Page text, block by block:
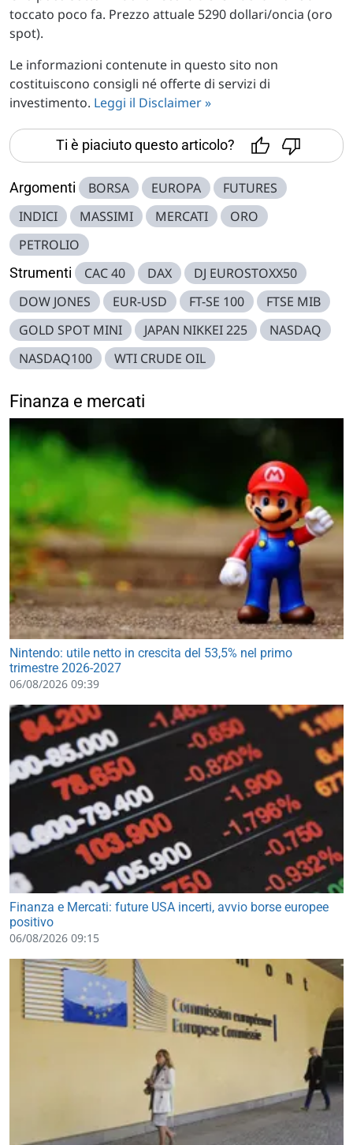
toccato poco fa. Prezzo attuale 5290 dollari/oncia (oro
spot).
Le informazioni contenute in questo sito non
costituiscono consigli né offerte di servizi di
investimento. Leggi il Disclaimer »
Ti è piaciuto questo articolo?
Argomenti BORSA EUROPA
FUTURES
INDICI
MASSIMI MERCATI
ORO
PETROLIO
Strumenti CAC 40 DAX
DJ EUROSTOXX50
DOW JONES
EUR-USD FT-SE 100
FTSE MIB
GOLD SPOT MINI
JAPAN NIKKEI 225
NASDAQ
NASDAQ100
WTI CRUDE OIL
Finanza e mercati
Nintendo: utile netto in crescita del 53,5% nel primo
trimestre 2026-2027
06/08/2026 09:39
Finanza e Mercati: future USA incerti, avvio borse europee
positivo
06/08/2026 09:15